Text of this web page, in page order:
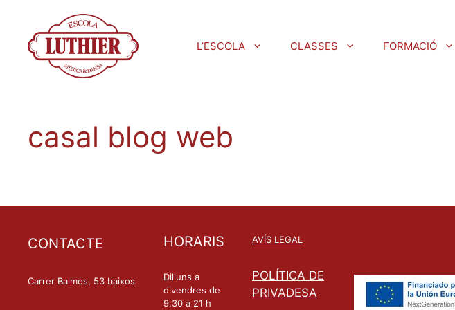
L’ESCOLA CLASSES FORMACIÓ
casal blog web
CONTACTE
Carrer Balmes, 53 baixos
HORARIS
Dilluns a
divendres de
9.30 a 21 h
AVÍS LEGAL
POLÍTICA DE
PRIVADESA